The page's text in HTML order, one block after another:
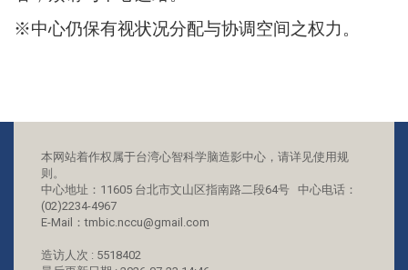
※中心仍保有视状况分配与协调空间之权力。
本网站着作权属于台湾心智科学脑造影中心，请详见使用规
则。
中心地址：11605 台北市文山区指南路二段64号 中心电话：
(02)2234-4967
E-Mail：tmbic.nccu@gmail.com
造访人次 : 5518402